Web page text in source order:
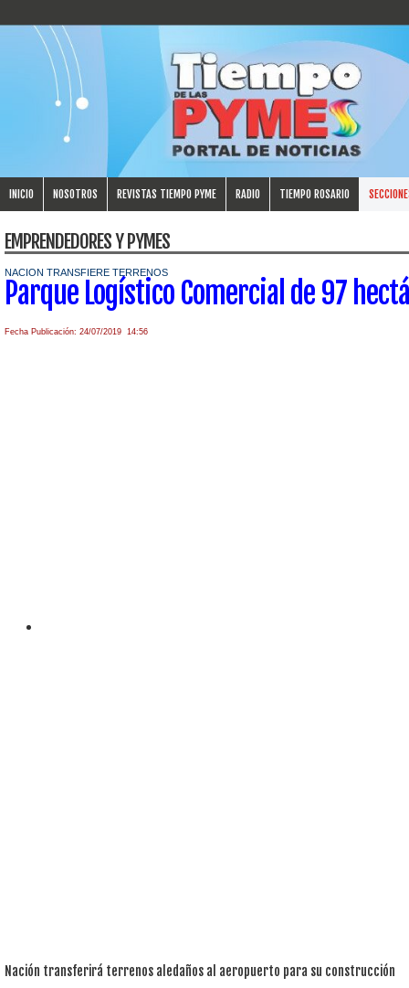
INICIO NOSOTROS REVISTAS TIEMPO PYME RADIO TIEMPO ROSARIO
EMPRENDEDORES Y PYMES
NACION TRANSFIERE TERRENOS
Parque Logístico Comercial de 97
Fecha Publicación: 24/07/2019 14:56
Nación transferirá terrenos aledaños al aeropuerto para su construcción